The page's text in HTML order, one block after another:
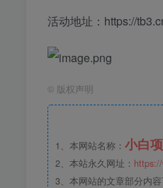
活动地址：https://
© 版权声明
1、本网站名称： 小白
2、本站永久网址：
3、本网站的文章部分内